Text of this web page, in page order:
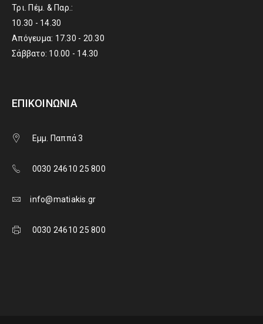
Τρι. Πέμ. & Παρ.:
10.30 - 14.30
Απόγευμα: 17.30 - 20.30
Σάββατο: 10.00 - 14.30
ΕΠΙΚΟΙΝΩΝΊΑ
Εμμ. Παππά 3
0030 24610 25 800
info@matiakis.gr
0030 24610 25 800